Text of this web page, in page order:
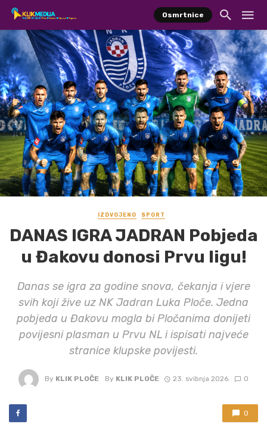
Osmrtnice
IZDVOJENO SPORT
DANAS IGRA JADRAN Pobjeda
u Đakovu donosi Prvu ligu!
Danas se igra za godine snova, čekanja i vjere
svih koji žive uz NK Jadran Luka Ploče. Jedna
pobjeda u Đakovu mogla bi Pločanima donijeti
povijesni plasman u Prvu NL i ispisati najveće
stranice klupske povijesti.
By KLIK PLOČE By KLIK PLOČE 23. svibnja 2026. 0
0